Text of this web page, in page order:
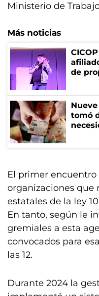
Ministerio de
Más noticias
de
tomó
El primer encuentro
organizaciones que
estatales de la ley
En tanto, según le
gremiales a esta
convocados para
las 12.
Durante 2024 la